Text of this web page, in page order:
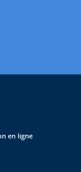
en ligne